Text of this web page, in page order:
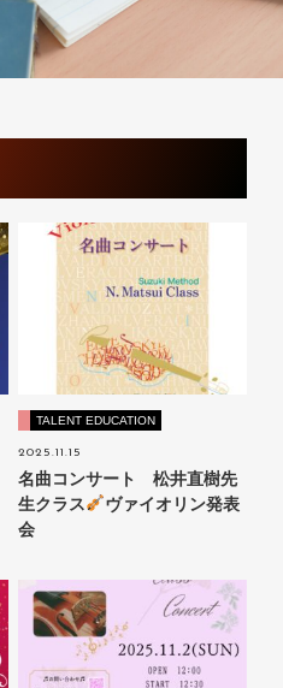
TALENT EDUCATION
2025.11.15
名曲コンサート 松井直樹先
生クラス
ヴァイオリン発表
会